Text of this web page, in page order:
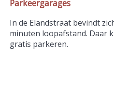
Parkeergarages
In de Elandstraat bevindt
minuten loopafstand. Daar
gratis parkeren.